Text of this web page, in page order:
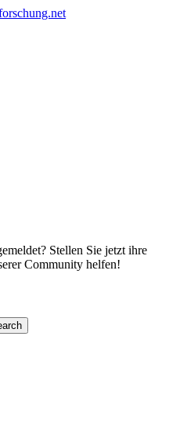
Stellen Sie jetzt ihre
Community helfen!